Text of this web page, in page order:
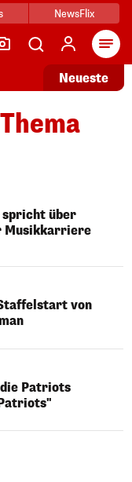
NewsFlix
Neueste
spricht über
Musikkarriere
von
Patriots